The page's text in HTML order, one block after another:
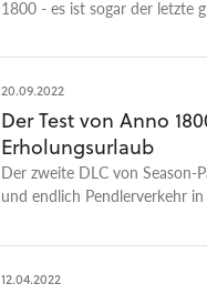
1800 - es ist sogar der letzte
20.09.2022
Der Test von Anno
Erholungsurlaub
Der zweite DLC von Season-
und endlich Pendlerverkehr
12.04.2022